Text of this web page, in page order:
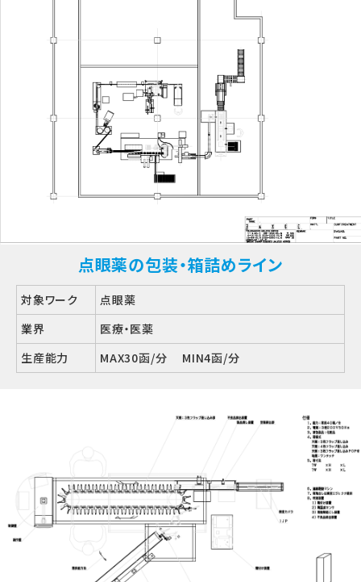
点眼薬の包装・箱詰めライン
対象ワーク
点眼薬
業界
医療・医薬
生産能力
MAX30函/分 MIN4函/分